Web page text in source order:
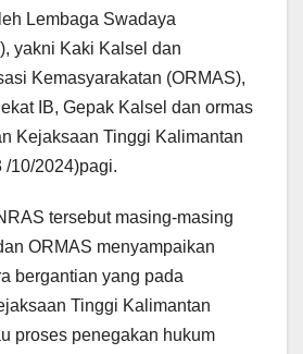
Lembaga Swadaya
yakni Kaki Kalsel dan
Kemasyarakatan (ORMAS),
IB, Gepak Kalsel dan ormas
Kejaksaan Tinggi Kalimantan
/10/2024)pagi.
tersebut masing-masing
ORMAS menyampaikan
bergantian yang pada
Tinggi Kalimantan
proses penegakan hukum